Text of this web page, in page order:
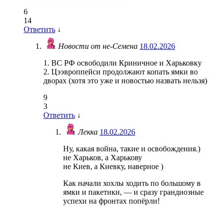
6
14
Ответить ↓
Новости от не-Семена 18.02.2026
1. ВС РФ освободили Криничное и Харьковку
2. Цээвроппейси продолжают копать ямки во
дворах (хотя это уже и новостью назвать нельзя)
9
3
Ответить ↓
Лекка 18.02.2026
Ну, какая война, такие и освобождения.)
не Харьков, а Харькову
не Киев, а Киевку, наверное )
Как начали хохлы ходить по большому в
ямки и пакетики, — и сразу грандиозные
успехи на фронтах попёрли!